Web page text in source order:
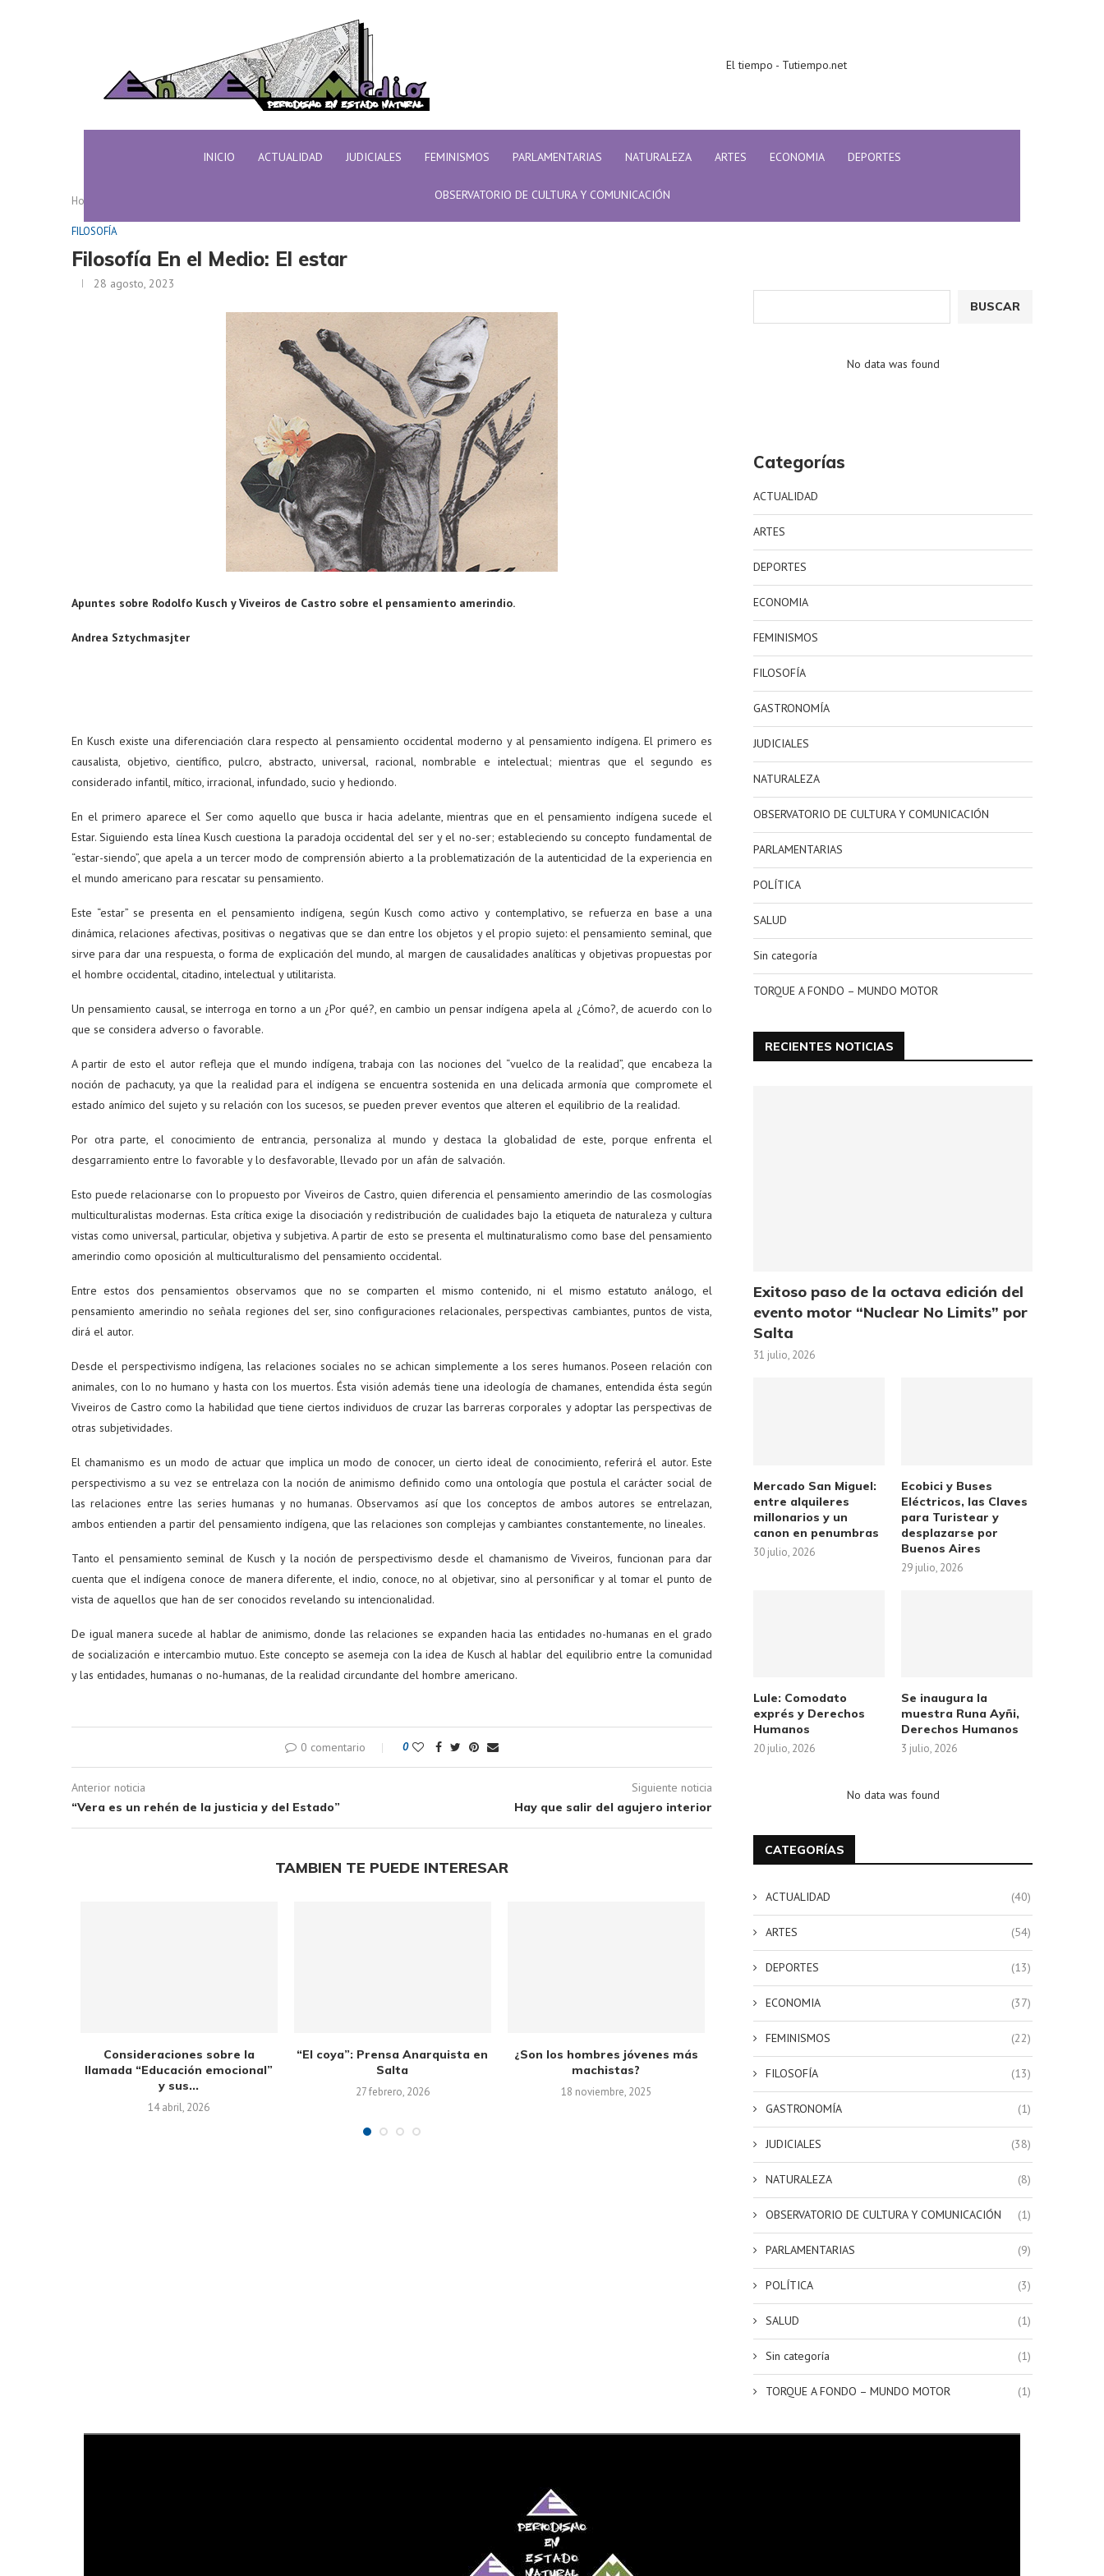
El tiempo - Tutiempo.net
INICIO ACTUALIDAD JUDICIALES FEMINISMOS PARLAMENTARIAS NATURALEZA ARTES ECONOMIA DEPORTES
OBSERVATORIO DE CULTURA Y COMUNICACIÓN
Home
FILOSOFÍA
Filosofía En el Medio: El estar
28 agosto, 2023
Apuntes sobre Rodolfo Kusch y Viveiros de Castro sobre el pensamiento amerindio.
Andrea Sztychmasjter
En Kusch existe una diferenciación clara respecto al pensamiento occidental moderno y al pensamiento indígena. El primero es
causalista, objetivo, científico, pulcro, abstracto, universal, racional, nombrable e intelectual; mientras que el segundo es
considerado infantil, mítico, irracional, infundado, sucio y hediondo.
En el primero aparece el Ser como aquello que busca ir hacia adelante, mientras que en el pensamiento indígena sucede el
Estar. Siguiendo esta línea Kusch cuestiona la paradoja occidental del ser y el no-ser; estableciendo su concepto fundamental de
“estar-siendo”, que apela a un tercer modo de comprensión abierto a la problematización de la autenticidad de la experiencia en
el mundo americano para rescatar su pensamiento.
Este “estar” se presenta en el pensamiento indígena, según Kusch como activo y contemplativo, se refuerza en base a una
dinámica, relaciones afectivas, positivas o negativas que se dan entre los objetos y el propio sujeto: el pensamiento seminal, que
sirve para dar una respuesta, o forma de explicación del mundo, al margen de causalidades analíticas y objetivas propuestas por
el hombre occidental, citadino, intelectual y utilitarista.
Un pensamiento causal, se interroga en torno a un ¿Por qué?, en cambio un pensar indígena apela al ¿Cómo?, de acuerdo con lo
que se considera adverso o favorable.
A partir de esto el autor refleja que el mundo indígena, trabaja con las nociones del “vuelco de la realidad”, que encabeza la
noción de pachacuty, ya que la realidad para el indígena se encuentra sostenida en una delicada armonía que compromete el
estado anímico del sujeto y su relación con los sucesos, se pueden prever eventos que alteren el equilibrio de la realidad.
Por otra parte, el conocimiento de entrancia, personaliza al mundo y destaca la globalidad de este, porque enfrenta el
desgarramiento entre lo favorable y lo desfavorable, llevado por un afán de salvación.
Esto puede relacionarse con lo propuesto por Viveiros de Castro, quien diferencia el pensamiento amerindio de las cosmologías
multiculturalistas modernas. Esta crítica exige la disociación y redistribución de cualidades bajo la etiqueta de naturaleza y cultura
vistas como universal, particular, objetiva y subjetiva. A partir de esto se presenta el multinaturalismo como base del pensamiento
amerindio como oposición al multiculturalismo del pensamiento occidental.
Entre estos dos pensamientos observamos que no se comparten el mismo contenido, ni el mismo estatuto análogo, el
pensamiento amerindio no señala regiones del ser, sino configuraciones relacionales, perspectivas cambiantes, puntos de vista,
dirá el autor.
Desde el perspectivismo indígena, las relaciones sociales no se achican simplemente a los seres humanos. Poseen relación con
animales, con lo no humano y hasta con los muertos. Ésta visión además tiene una ideología de chamanes, entendida ésta según
Viveiros de Castro como la habilidad que tiene ciertos individuos de cruzar las barreras corporales y adoptar las perspectivas de
otras subjetividades.
El chamanismo es un modo de actuar que implica un modo de conocer, un cierto ideal de conocimiento, referirá el autor. Este
perspectivismo a su vez se entrelaza con la noción de animismo definido como una ontología que postula el carácter social de
las relaciones entre las series humanas y no humanas. Observamos así que los conceptos de ambos autores se entrelazan,
ambos entienden a partir del pensamiento indígena, que las relaciones son complejas y cambiantes constantemente, no lineales.
Tanto el pensamiento seminal de Kusch y la noción de perspectivismo desde el chamanismo de Viveiros, funcionan para dar
cuenta que el indígena conoce de manera diferente, el indio, conoce, no al objetivar, sino al personificar y al tomar el punto de
vista de aquellos que han de ser conocidos revelando su intencionalidad.
De igual manera sucede al hablar de animismo, donde las relaciones se expanden hacia las entidades no-humanas en el grado
de socialización e intercambio mutuo. Este concepto se asemeja con la idea de Kusch al hablar del equilibrio entre la comunidad
y las entidades, humanas o no-humanas, de la realidad circundante del hombre americano.
0 comentario 0
Anterior noticia
“Vera es un rehén de la justicia y del Estado”
Siguiente noticia
Hay que salir del agujero interior
TAMBIEN TE PUEDE INTERESAR
Consideraciones sobre la
llamada “Educación emocional”
y sus...
14 abril, 2026
“El coya”: Prensa Anarquista en
Salta
27 febrero, 2026
¿Son los hombres jóvenes más
machistas?
18 noviembre, 2025
La revolución antropológica del
feminismo y sus enemigos
4 noviembre, 2025
El gobierno de la ciencia
libertad
1 julio, 2025
BUSCAR
No data was found
Categorías
ACTUALIDAD
ARTES
DEPORTES
ECONOMIA
FEMINISMOS
FILOSOFÍA
GASTRONOMÍA
JUDICIALES
NATURALEZA
OBSERVATORIO DE CULTURA Y COMUNICACIÓN
PARLAMENTARIAS
POLÍTICA
SALUD
Sin categoría
TORQUE A FONDO – MUNDO MOTOR
RECIENTES NOTICIAS
Exitoso paso de la octava edición del
evento motor “Nuclear No Limits” por
Salta
31 julio, 2026
Mercado San Miguel:
entre alquileres
millonarios y un
canon en penumbras
30 julio, 2026
Ecobici y Buses
Eléctricos, las Claves
para Turistear y
desplazarse por
Buenos Aires
29 julio, 2026
Lule: Comodato
exprés y Derechos
Humanos
20 julio, 2026
Se inaugura la
muestra Runa Ayñi,
Derechos Humanos
3 julio, 2026
No data was found
CATEGORÍAS
ACTUALIDAD (40)
ARTES (54)
DEPORTES (13)
ECONOMIA (37)
FEMINISMOS (22)
FILOSOFÍA (13)
GASTRONOMÍA (1)
JUDICIALES (38)
NATURALEZA (8)
OBSERVATORIO DE CULTURA Y COMUNICACIÓN (1)
PARLAMENTARIAS (9)
POLÍTICA (3)
SALUD (1)
Sin categoría (1)
TORQUE A FONDO – MUNDO MOTOR (1)